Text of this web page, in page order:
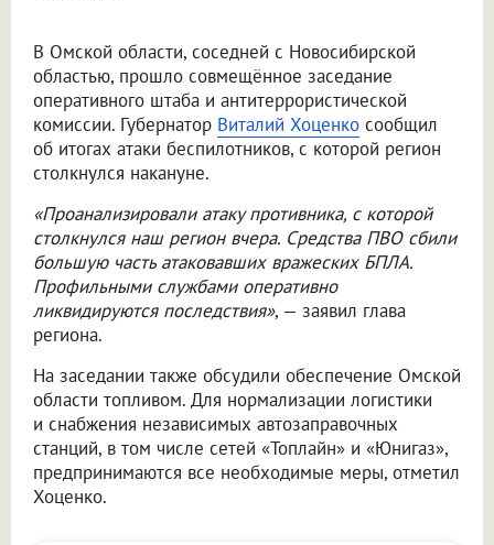
В Омской области, соседней с Новосибирской
областью, прошло совмещённое заседание
оперативного штаба и антитеррористической
комиссии. Губернатор Виталий Хоценко сообщил
об итогах атаки беспилотников, с которой регион
столкнулся накануне.
«Проанализировали атаку противника, с которой
столкнулся наш регион вчера. Средства ПВО сбили
большую часть атаковавших вражеских БПЛА.
Профильными службами оперативно
ликвидируются последствия», — заявил глава
региона.
На заседании также обсудили обеспечение Омской
области топливом. Для нормализации логистики
и снабжения независимых автозаправочных
станций, в том числе сетей «Топлайн» и «Юнигаз»,
предпринимаются все необходимые меры, отметил
Хоценко.